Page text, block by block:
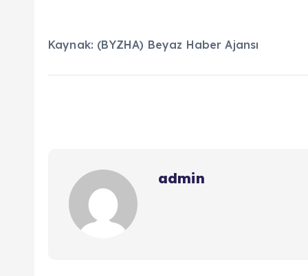
Kaynak: (BYZHA) Beyaz Haber Ajansı
admin